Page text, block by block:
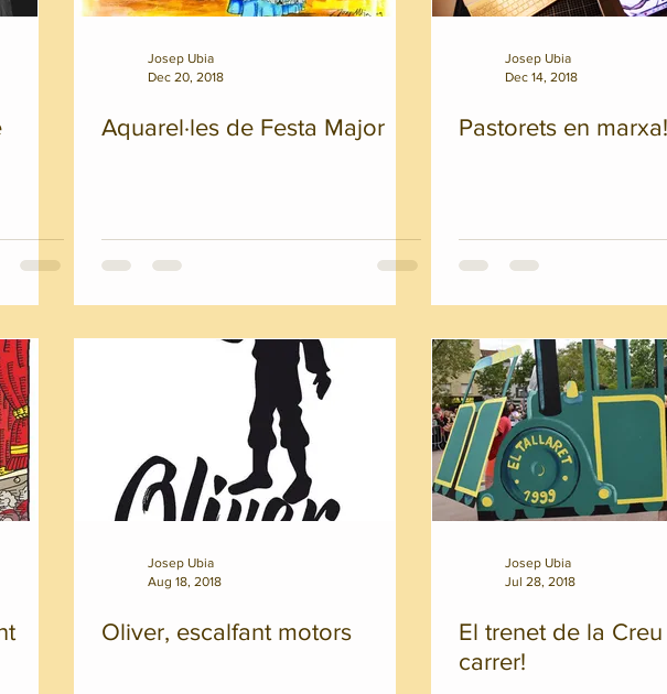
Josep Ubia
Dec 20, 2018
Aquarel·les de Festa Major
Josep Ubia
Dec 14, 2018
Pastorets en marxa!
Josep Ubia
Aug 18, 2018
Oliver, escalfant motors
Josep Ubia
Jul 28, 2018
El trenet de la
carrer!